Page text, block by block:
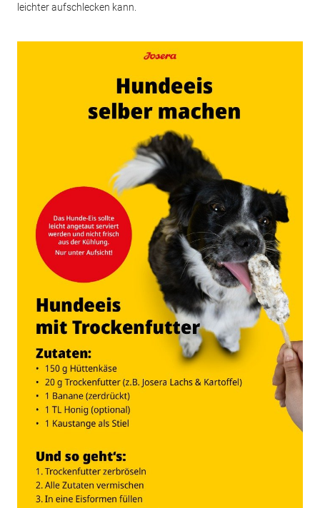
leichter aufschlecken kann.